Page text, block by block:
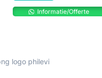
Informatie/Offerte